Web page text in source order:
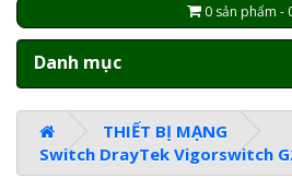
0 sản phẩm -
Danh mục
THIẾT BỊ MẠNG
Switch DrayTek Vigorswitch